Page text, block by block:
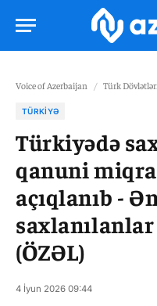
Voice of Azerbaijan / Türk
TÜRKIYƏ
Türkiyədə
qanuni
açıqlanıb -
(ÖZƏL)
4 İyun 2026 09:44